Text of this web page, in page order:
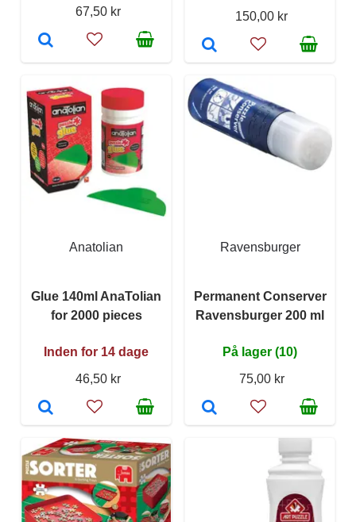
67,50 kr
150,00 kr
Anatolian
Glue 140ml AnaTolian
for 2000 pieces
Inden for 14 dage
46,50 kr
Ravensburger
Permanent Conserver
Ravensburger 200 ml
På lager (10)
75,00 kr